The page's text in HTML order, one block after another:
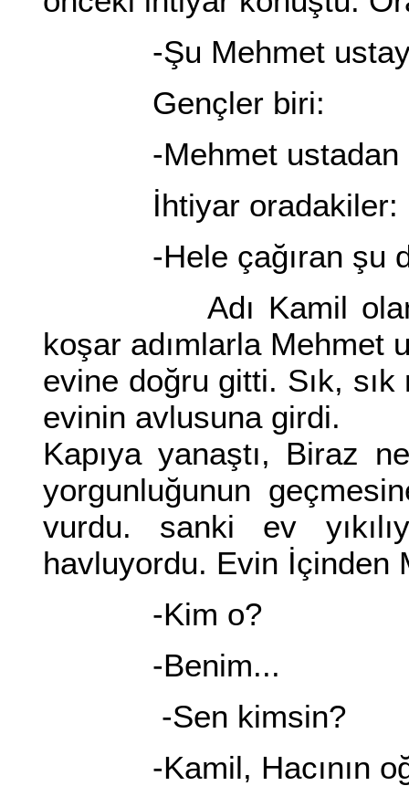
-Şu Mehmet ustayı
Gençler biri:
-Mehmet ustadan
İhtiyar oradakiler:
-Hele çağıran şu
Adı Kamil olan
koşar adımlarla Mehmet
evine doğru gitti. Sık,
evinin avlusuna girdi.
Kapıya yanaştı, Biraz
yorgunluğunun
vurdu. sanki ev
havluyordu. Evin İçinden
-Kim o?
-Benim...
-Sen kimsin?
-Kamil, Hacının